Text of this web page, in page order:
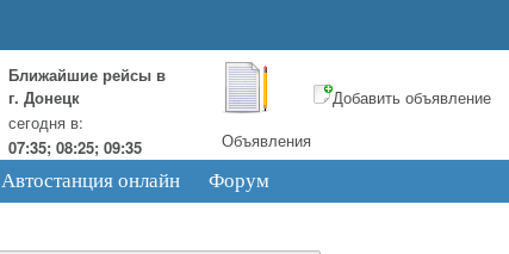
Ближайшие рейсы в
г. Донецк
сегодня в:
07:35; 08:25; 09:35
Объявления
Добавить объявление
Автостанция онлайн Форум